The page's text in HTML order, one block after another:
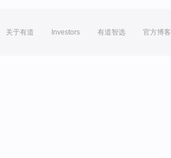
关于有道 Investors 有道智选 官方博客